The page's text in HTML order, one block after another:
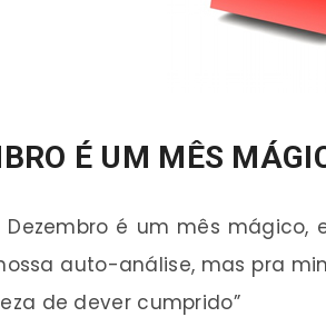
É UM MÊS
Dezembro é um mês
auto-análise, mas pra
de dever cumprido”